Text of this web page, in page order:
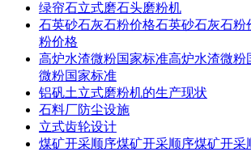
绿帘石立式磨石头磨粉机
石英砂石灰石粉价格石英砂石灰石粉
粉价格
高炉水渣微粉国家标准高炉水渣微粉
微粉国家标准
铝矾土立式磨粉机的生产现状
石料厂防尘设施
立式齿轮设计
煤矿开采顺序煤矿开采顺序煤矿开采